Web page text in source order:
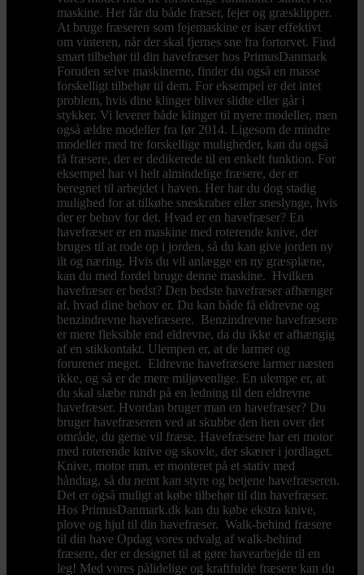
maskine. Her får du både fræser, fejer og græsklipper.
At bruge fræseren som fejemaskine er især effektivt
om vinteren, når der skal fjernes sne fra fortorvet. Find
smart tilbehør til din havefræser hos PrimusDanmark
Foruden selve maskinerne, finder du også en masse
forskelligt tilbehør til dem. For eksempel er det intet
problem, hvis dine klinger bliver slidte eller går i
stykker. Vi leverer både klinger til nyere modeller, men
også ældre modeller fra før 2014. Ligesom de mindre
modeller med tre forskellige muligheder, kan du også
få fræsere, der er dedikerede til en enkelt funktion. For
eksempel har vi helt almindelige fræsere, der er
beregnet til arbejdet i haven. Her har du dog stadig
mulighed for at tilkøbe sneskraber eller sneslynge, hvis
der er behov for det. Hvad er en havefræser? En
havefræser er en maskine med roterende knive, der
bruges til at rode op i jorden, så du kan give jorden ny
ilt og næring. Hvis du vil anlægge en ny græsplæne,
kan du med fordel bruge denne maskine. Hvilken
havefræser er bedst? Den bedste havefræser afhænger
af, hvad dine behov er. Du kan både få eldrevne og
benzindrevne havefræsere. Benzindrevne havefræsere
er mere fleksible end eldrevne, da du ikke er afhængig
af en stikkontakt. Ulempen er, at de larmer og
forurener meget. Eldrevne havefræsere larmer næsten
ikke, og så er de mere miljøvenlige. En ulempe er, at
du skal slæbe rundt på en ledning til den eldrevne
havefræser. Hvordan bruger man en havefræser? Du
bruger havefræseren ved at skubbe den hen over det
område, du gerne vil fræse. Havefræsere har en motor
med roterende knive og skovle, der skærer i jordlaget.
Knive, motor mm. er monteret på et stativ med
håndtag, så du nemt kan styre og betjene havefræseren.
Det er også muligt at købe tilbehør til din havefræser.
Hos PrimusDanmark.dk kan du købe ekstra knive,
plove og hjul til din havefræser. Walk-behind fræsere
til din have Opdag vores udvalg af walk-behind
fræsere, der er designet til at gøre havearbejde til en
leg! Med vores pålidelige og kraftfulde fræsere kan du